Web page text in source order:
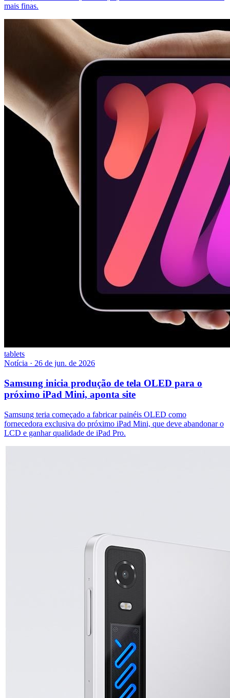
mais finas.
tablets
Notícia · 26 de jun. de 2026
Samsung inicia produção de tela OLED para o
próximo iPad Mini, aponta site
Samsung teria começado a fabricar painéis OLED como
fornecedora exclusiva do próximo iPad Mini, que deve abandonar o
LCD e ganhar qualidade de iPad Pro.